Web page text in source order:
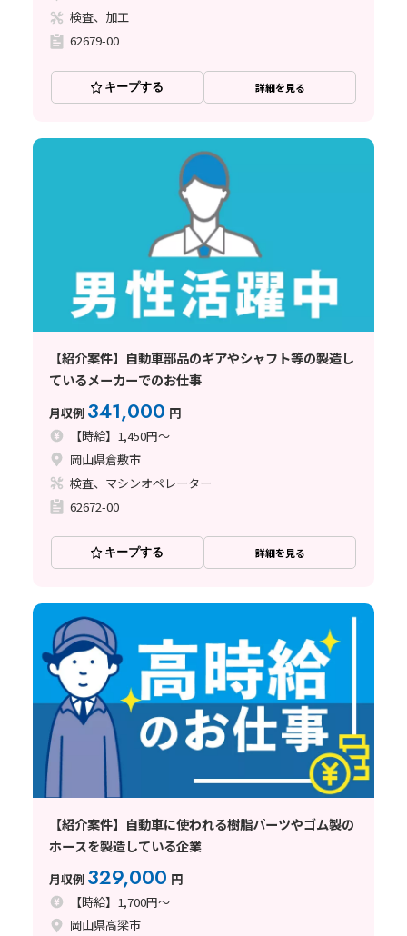
検査、加工
62679-00
キープする 詳細を見る
【紹介案件】自動車部品のギアやシャフト等の製造し
ているメーカーでのお仕事
月収例 341,000 円
【時給】1,450円～
岡山県倉敷市
検査、マシンオペレーター
62672-00
キープする 詳細を見る
【紹介案件】自動車に使われる樹脂パーツやゴム製の
ホースを製造している企業
月収例 329,000 円
【時給】1,700円～
岡山県高梁市